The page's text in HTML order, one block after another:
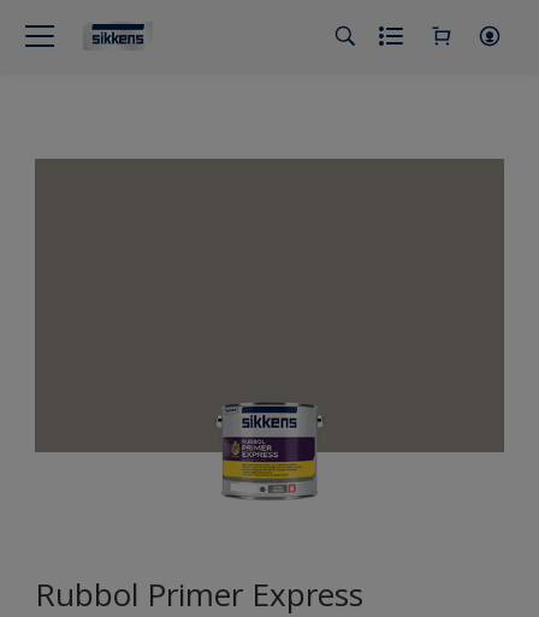
Rubbol Primer Express